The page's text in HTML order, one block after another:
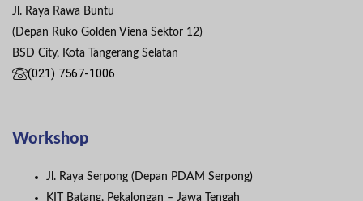
Jl. Raya Rawa Buntu
(Depan Ruko Golden Viena Sektor 12)
BSD City, Kota Tangerang Selatan
(021) 7567-1006
Workshop
Jl. Raya Serpong (Depan PDAM Serpong)
KIT Batang, Pekalongan – Jawa Tengah